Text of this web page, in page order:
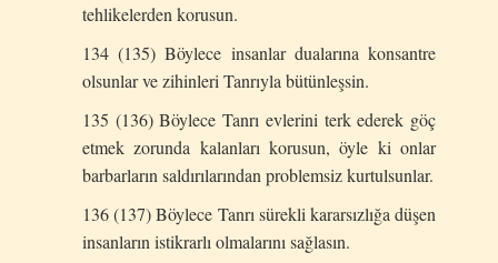
tehlikelerden korusun.
134 (135) Böylece insanlar dualarına konsantre
olsunlar ve zihinleri Tanrıyla bütünleşsin.
135 (136) Böylece Tanrı evlerini terk ederek göç
etmek zorunda kalanları korusun, öyle ki onlar
barbarların saldırılarından problemsiz kurtulsunlar.
136 (137) Böylece Tanrı sürekli kararsızlığa düşen
insanların istikrarlı olmalarını sağlasın.